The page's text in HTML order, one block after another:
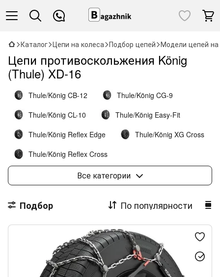
Каталог Цепи на колеса Подбор цепей Модели цепей на
Цепи противоскольжения König
(Thule) XD-16
Thule/König CB-12
Thule/König CG-9
Thule/König CL-10
Thule/König Easy-Fit
Thule/König Reflex Edge
Thule/König XG Cross
Thule/König Reflex Cross
Thule/König Easy-fit SUV
Thule/König K-Summit
Thule/König K-Summit XXL
Thule/König K-Summit VAN
Thule/König K-Summit MAX
Thule/König XG-12 PRO
Thule/König XD-16
Все категории
Подбор По популярности